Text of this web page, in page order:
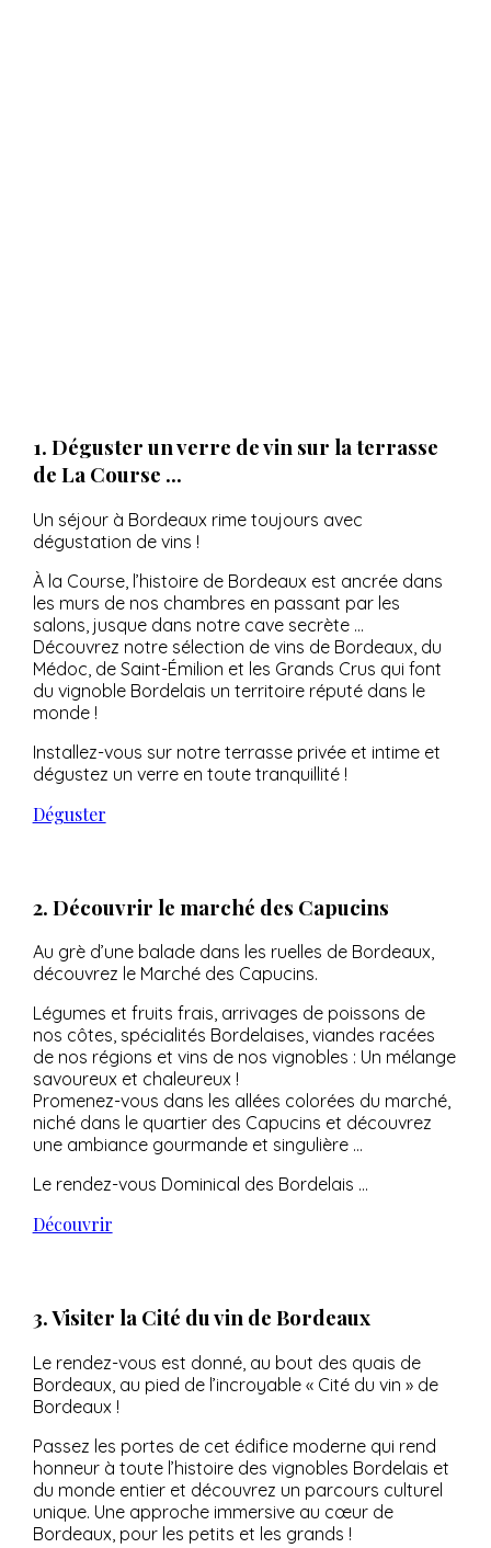
1. Déguster un verre de vin sur la terrasse
de La Course ...
Un séjour à Bordeaux rime toujours avec
dégustation de vins !
Àla Course, l’histoire de Bordeaux est ancrée dans
les murs de nos chambres en passant par les
salons, jusque dans notre cave secrète …
Découvrez notre sélection de vins de Bordeaux, du
Médoc, de Saint-Émilion et les Grands Crus qui font
du vignoble Bordelais un territoire réputé dans le
monde !
Installez-vous sur notre terrasse privée et intime et
dégustez un verre en toute tranquillité !
Déguster
2. Découvrir le marché des Capucins
Au grè d’une balade dans les ruelles de Bordeaux,
découvrez le Marché des Capucins.
Légumes et fruits frais, arrivages de poissons de
nos côtes, spécialités Bordelaises, viandes racées
de nos régions et vins de nos vignobles : Un mélange
savoureux et chaleureux !
Promenez-vous dans les allées colorées du marché,
niché dans le quartier des Capucins et découvrez
une ambiance gourmande et singulière …
Le rendez-vous Dominical des Bordelais …
Découvrir
3. Visiter la Cité du vin de Bordeaux
Le rendez-vous est donné, au bout des quais de
Bordeaux, au pied de l’incroyable « Cité du vin » de
Bordeaux !
Passez les portes de cet édifice moderne qui rend
honneur à toute l’histoire des vignobles Bordelais et
du monde entier et découvrez un parcours culturel
unique. Une approche immersive au cœur de
Bordeaux, pour les petits et les grands !